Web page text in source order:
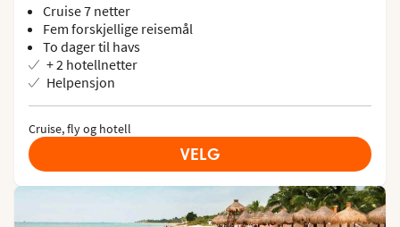
Cruise 7 netter
Fem forskjellige reisemål
To dager til havs
+ 2 hotellnetter
Helpensjon
Cruise, fly og hotell
VELG